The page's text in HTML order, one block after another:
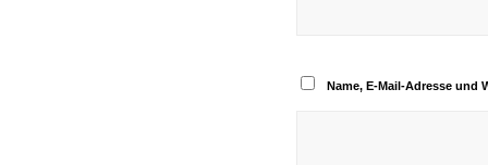
Name, E-Mail-Adresse und